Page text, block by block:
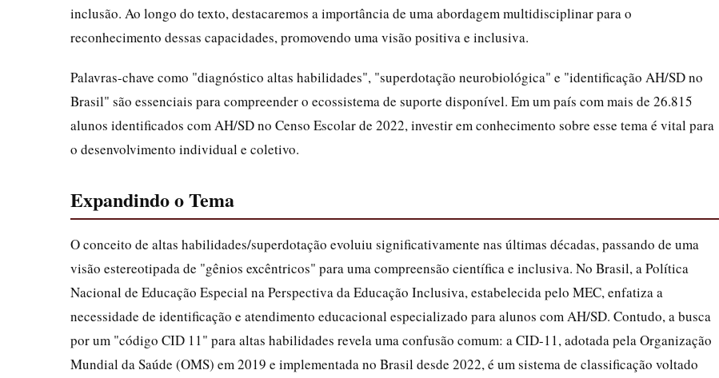
inclusão. Ao longo do texto, destacaremos a importância de uma abordagem multidisciplinar para o
reconhecimento dessas capacidades, promovendo uma visão positiva e inclusiva.
Palavras-chave como "diagnóstico altas habilidades", "superdotação neurobiológica" e "identificação AH/SD no
Brasil" são essenciais para compreender o ecossistema de suporte disponível. Em um país com mais de 26.815
alunos identificados com AH/SD no Censo Escolar de 2022, investir em conhecimento sobre esse tema é vital para
o desenvolvimento individual e coletivo.
Expandindo o Tema
O conceito de altas habilidades/superdotação evoluiu significativamente nas últimas décadas, passando de uma
visão estereotipada de "gênios excêntricos" para uma compreensão científica e inclusiva. No Brasil, a Política
Nacional de Educação Especial na Perspectiva da Educação Inclusiva, estabelecida pelo MEC, enfatiza a
necessidade de identificação e atendimento educacional especializado para alunos com AH/SD. Contudo, a busca
por um "código CID 11" para altas habilidades revela uma confusão comum: a CID-11, adotada pela Organização
Mundial da Saúde (OMS) em 2019 e implementada no Brasil desde 2022, é um sistema de classificação voltado